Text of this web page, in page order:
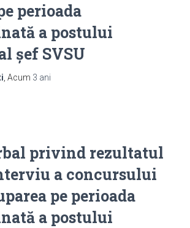
perioada
a postului
șef SVSU
, Acum 3 ani
privind rezultatul
a concursului
pe perioada
a postului